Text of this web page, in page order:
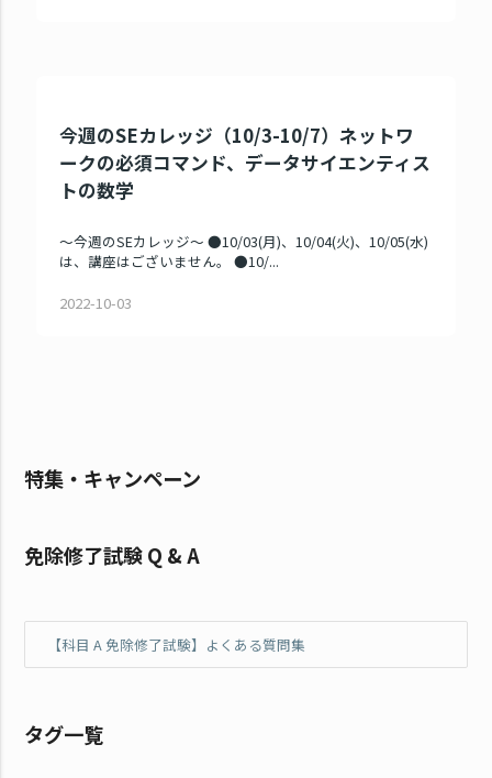
今週のSEカレッジ（10/3-10/7）ネットワ
ークの必須コマンド、データサイエンティス
トの数学
～今週のSEカレッジ～ ●10/03(月)、10/04(火)、10/05(水)
は、講座はございません。 ●10/...
2022-10-03
特集・キャンペーン
免除修了試験 Q & A
【科目 A 免除修了試験】よくある質問集
タグ一覧